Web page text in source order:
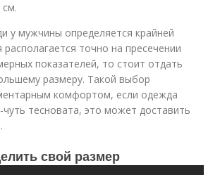
см.
у мужчины определяется крайней
точно на пресечении
показателей, то стоит отдать
размеру. Такой выбор
комфортом, если одежда
тесновата, это может доставить
свой размер